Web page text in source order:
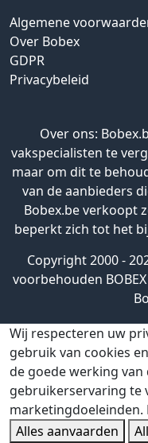
Algemene
Over Bobex
GDPR
Privacybeleid
Over ons:
vakspecialisten te
maar om dit te
van de aanbieders
Bobex.be verkoopt
beperkt zich tot het
Copyright 2000 -
voorbehouden
Wij respecteren uw
gebruik van cookies
de goede werking
gebruikerservaring te
marketingdoeleinden.
Alles aanvaarden